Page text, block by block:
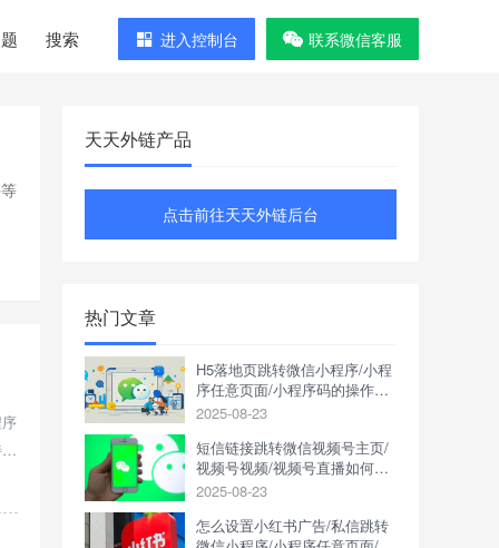
搜索 进入控制台 联系微信客服
天天外链产品
点击前往天天外链后台
热门文章
H5落地页跳转微信小程序/小程
序任意页面/小程序码的操作方
式是什么？
2025-08-23
短信链接跳转微信视频号主页/
视频号视频/视频号直播如何操
作？
2025-08-23
怎么设置小红书广告/私信跳转